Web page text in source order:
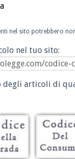
nel sito potrebbero
nel tuo sito:
degli articoli di